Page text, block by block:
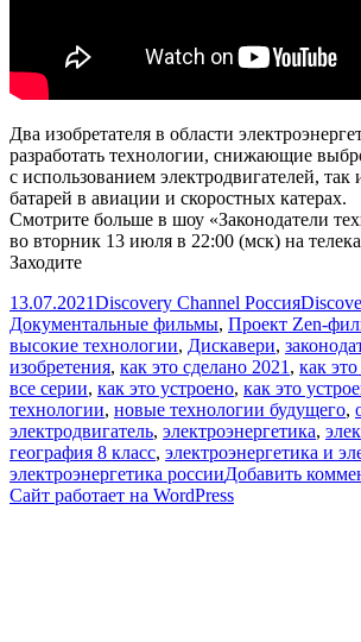
Два изобретателя в области
разработать технологии, снижающие
с использованием электродвигателей, так
батарей в авиации и скоростных катерах.
Смотрите больше в шоу «Законодатели
во вторник 13 июля в 22:00 (мск) на
Заходите
Опубликовано
13.07.2021Автор
Discovery Channel Россия
Документальные фильмы, Проект Zen-
высокие технологии, Дискавери,
изобретения, как это сделано 2021 , как
все серии, как это устроено, как это
технологии, новые технологии будущего,
электродвигатель, электроэнергетика,
география 8 класс, электроэнергетика и
электроэнергетика россииДобавить
Сайт работает на WordPress